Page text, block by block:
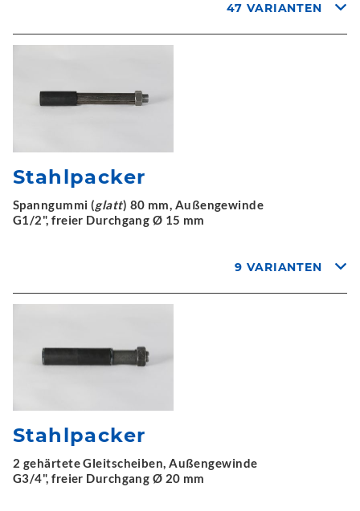
47 VARIANTEN
Stahlpacker
Spanngummi (glatt) 80 mm, Außengewinde
G1/2", freier Durchgang Ø 15 mm
9 VARIANTEN
Stahlpacker
2 gehärtete Gleitscheiben, Außengewinde
G3/4", freier Durchgang Ø 20 mm